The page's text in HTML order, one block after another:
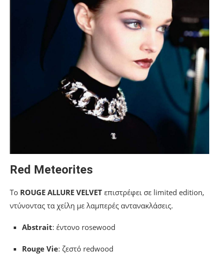
Red Meteorites
Το ROUGE ALLURE VELVET επιστρέφει σε limited edition,
ντύνοντας τα χείλη με λαμπερές αντανακλάσεις.
Abstrait: έντονο rosewood
Rouge Vie: ζεστό redwood